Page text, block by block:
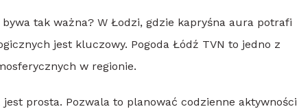
tak ważna? W Łodzi, gdzie kapryśna aura potrafi
jest kluczowy. Pogoda Łódź TVN to jedno z
w regionie.
prosta. Pozwala to planować codzienne